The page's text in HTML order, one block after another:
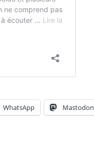
WhatsApp Mastodon